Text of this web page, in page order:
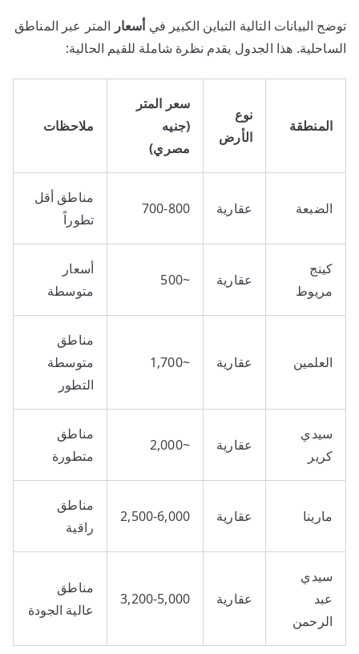
توضح البيانات التالية التباين الكبير فيأسعار المتر عبر المناطق
الساحلية. هذا الجدول يقدم نظرة شاملة للقيم الحالية:
المنطقة
نوع
الأرض
سعر المتر
(جنيه
مصري)
ملاحظات
الضبعة عقارية 700-800
مناطق أقل
تطوراً
كينج
مريوط
عقارية ~500
أسعار
متوسطة
العلمين عقارية ~1,700
مناطق
متوسطة
التطور
سيدي
كرير
عقارية ~2,000
مناطق
متطورة
مارينا عقارية 2,500-6,000
مناطق
راقية
سيدي
عبد
الرحمن
عقارية 3,200-5,000
مناطق
عالية الجودة